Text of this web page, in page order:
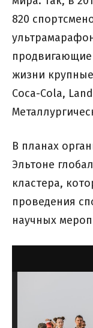
820
жизни
Coca-Cola,
В планах
Эльтоне
кластера,
проведения
научных